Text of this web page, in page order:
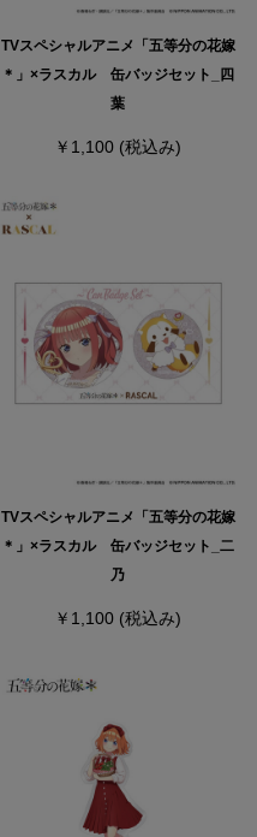
TVスペシャルアニメ「五等分の花嫁
＊」×ラスカル 缶バッジセット_四
葉
￥1,100 (税込み)
TVスペシャルアニメ「五等分の花嫁
＊」×ラスカル 缶バッジセット_二
乃
￥1,100 (税込み)